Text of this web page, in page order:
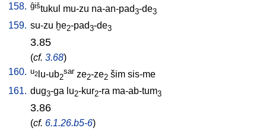
158. ĝištukul mu-zu na-an-pad3-de3
159. su-zu ḫe2-pad3-de3
3.85
(cf. 3.68)
160. u2 lu-ub2
sar ze2-ze2 šim sis-me
161. dug3-ga lu2-kur2-ra ma-ab-tum3
3.86
(cf. 6.1.26.b5-6)